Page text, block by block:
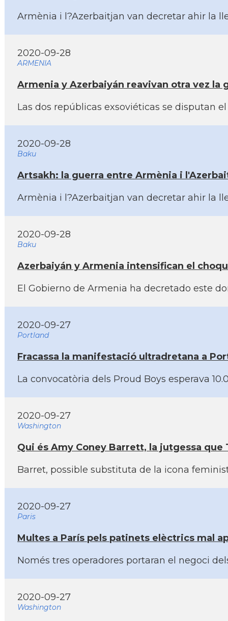
Armènia i l?Azerbaitjan van decretar ahir la
2020-09-28
ARMENIA
Armenia y Azerbaiyán reavivan otra vez la
Las dos repúblicas exsoviéticas se disputan
2020-09-28
Baku
Artsakh: la guerra entre Armènia i
Armènia i l?Azerbaitjan van decretar ahir la
2020-09-28
Baku
Azerbaiyán y Armenia intensifican el
El Gobierno de Armenia ha decretado este
2020-09-27
Portland
Fracassa la manifestació ultradretana a
La convocatòria dels Proud Boys esperava
2020-09-27
Washington
Qui és Amy Coney Barrett, la jutgessa
Barret, possible substituta de la icona
2020-09-27
Paris
Multes a Parí­s pels patinets elèctrics mal
Només tres operadores portaran el negoci
2020-09-27
Washington